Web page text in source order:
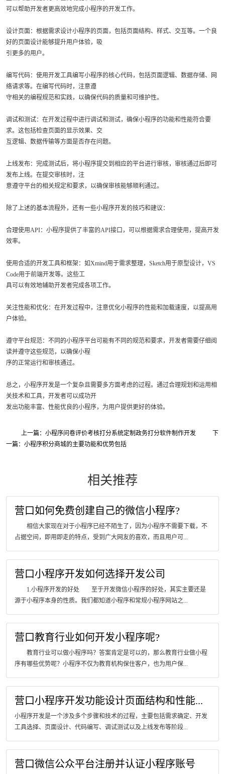
可以帮助开发者更高效地完成小程序的开发工作。
设计页面：根据需求设计小程序的页面，包括页面结构、样式、交互等。一个良
好的页面设计能够提升用户体验，吸
引更多的用户。
编写代码：使用开发工具编写小程序的核心代码，包括页面逻辑、数据存储、网
络请求等。在编写代码时，注意遵
守相关的编程规范和实践，以确保代码的质量和可维护性。
调试和测试：在开发过程中进行调试和测试，确保小程序的功能和性能符合要
求。这包括检查页面的显示效果、交
互逻辑、数据传输等方面是否存在问题。
上线发布：完成测试后，将小程序提交到相应的平台进行审核，审核通过后即可
发布上线。在提交审核时，注
意遵守平台的相关规定和要求，以确保审核能够顺利通过。
除了上述的基本流程外，还有一些小程序开发的技巧和建议：
合理使用API：小程序提供了丰富的API接口，可以根据需求合理使用，提高开发
效率。
使用合适的开发工具和框架：如Xmind用于需求整理，Sketch用于原型设计，VS
Code用于前端开发等。这些工
具可以有效地辅助开发者完成各项工作。
关注性能和优化：在开发过程中，注意优化小程序的性能和加载速度，以提高用
户体验。
遵守平台规范：不同的小程序平台可能有不同的规范和要求，开发者需要仔细阅
读并遵守这些规范，以确保小程
序的正常运行和审核通过。
总之，小程序开发是一个复杂且需要多方面考虑的过程。通过合理规划和运用相
关技术和工具，开发者可以成功开
发出功能丰富、性能优良的小程序，为用户提供更好的体验。
上一篇：小程序问卷评价考核打分系统定制政务打分软件制作开发
下
一篇：小程序积分商城的主要功能和优势包括
相关推荐
营口如何免费创建自己的微信小程序?
相信大家现在对于小程序已经不陌生了，因为小程序不需要下载，不
占据空间，即用即走的特点，受到广大网友的喜欢，而且用户可...
营口小程序开发如何选择开发公司
1.小程序开发的好处 至于开发微信小程序的好处，其实主要还是
源于小程序本身的性质。我们都知道小程序和常规小程序网站之...
营口教育行业如何开发小程序呢?
教育行业可以做小程序吗？答案肯定是可以的，那么教育行业做小程
序有哪些优势呢？小程序不仅为教育机构保住客户，也为用户保...
营口小程序开发功能设计页面结构和性能...
小程序开发是一个涉及多个步骤和技术的过程，主要包括需求确定、开发
工具选择、页面设计、代码编写、调试测试以及上线发布等阶段...
营口微信公众平台注册并认证小程序账号